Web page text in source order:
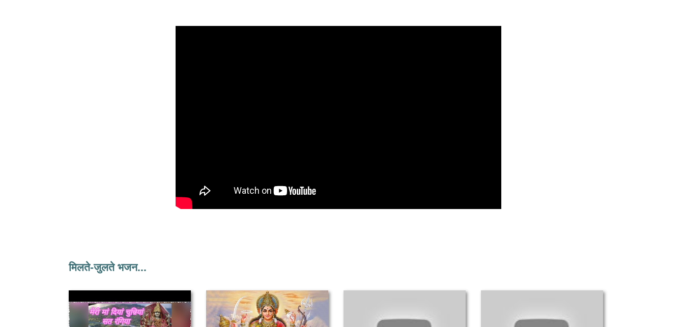
मिलते-जुलते भजन...